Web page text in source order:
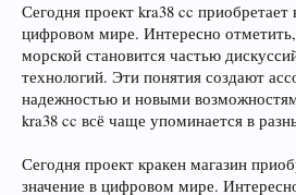
Сегодня проект kra38 cc приобретает
цифровом мире. Интересно
морской становится частью
технологий. Эти понятия создают
надежностью и новыми
kra38 cc всё чаще упоминается в
Сегодня проект кракен магазин
значение в цифровом мире.